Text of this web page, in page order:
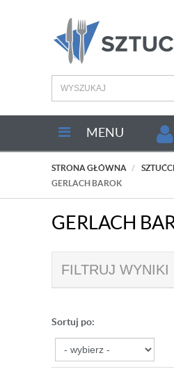
MENU
STRONA GŁÓWNA
GERLACH BAROK
GERLACH
FILTRUJ WYNIKI
Sortuj po: